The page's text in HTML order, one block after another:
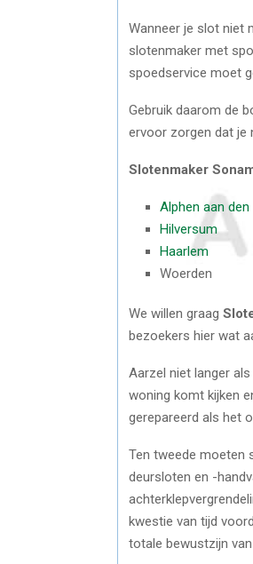
Wanneer je slot niet
slotenmaker met
spoedservice moet
Gebruik daarom de
ervoor zorgen dat je
Slotenmaker
Alphen aan den
Hilversum
Haarlem
Woerden
We willen graag
bezoekers hier wat
Aarzel niet langer
woning komt kijken
gerepareerd als het
Ten tweede moeten
deursloten en -
kwestie van tijd
totale bewustzijn